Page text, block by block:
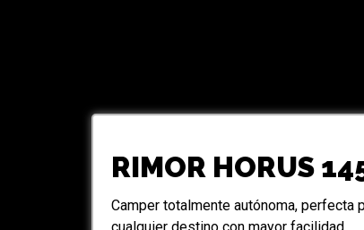
RIMOR HORUS
Camper totalmente autónoma, perfecta